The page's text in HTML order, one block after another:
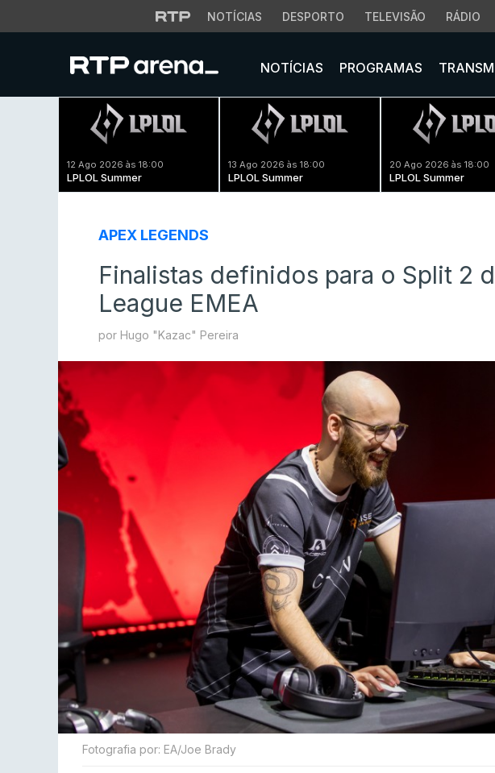
NOTÍCIAS DESPORTO TELEVISÃO RÁDIO
NOTÍCIAS PROGRAMAS
12 Ago 2026 às 18:00
LPLOL Summer
13 Ago 2026 às 18:00
LPLOL Summer
20 Ago 2026 às 18:00
LPLOL Summer
APEX LEGENDS
Finalistas definidos para o Split 2
League EMEA
por Hugo "Kazac" Pereira
Fotografia por: EA/Joe Brady